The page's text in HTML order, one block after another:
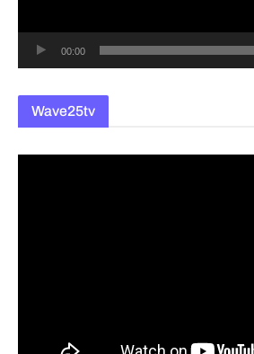
00:00
Wave25tv